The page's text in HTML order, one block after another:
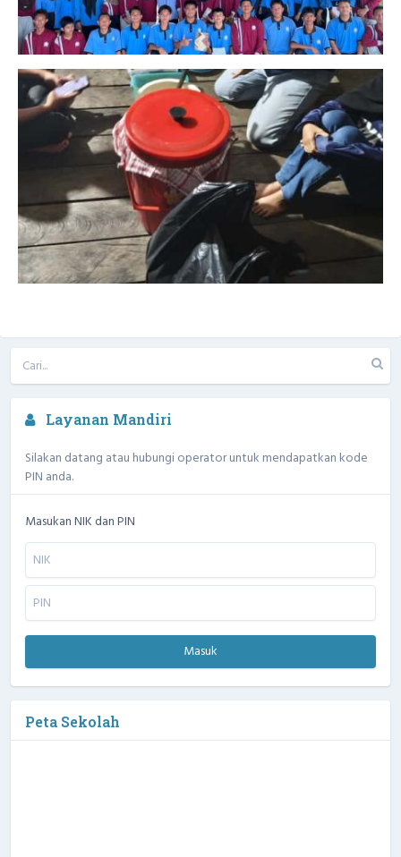
Layanan Mandiri
Silakan datang atau hubungi operator untuk mendapatkan kode
PIN anda.
Masukan NIK dan PIN
Masuk
Peta Sekolah